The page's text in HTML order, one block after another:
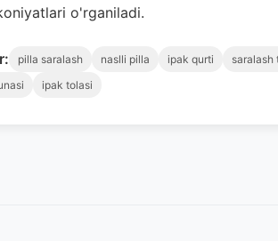
o'rganiladi.
pilla saralash naslli pilla ipak qurti saralash
ipak tolasi